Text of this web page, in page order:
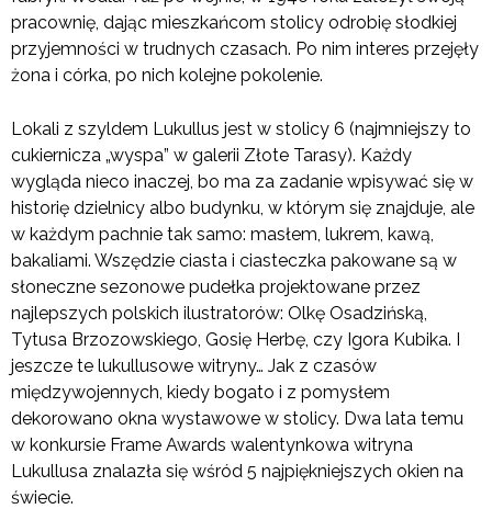
pracownię, dając mieszkańcom stolicy odrobię słodkiej
przyjemności w trudnych czasach. Po nim interes przejęły
żona i córka, po nich kolejne pokolenie.
Lokali z szyldem Lukullus jest w stolicy 6 (najmniejszy to
cukiernicza „wyspa” w galerii Złote Tarasy). Każdy
wygląda nieco inaczej, bo ma za zadanie wpisywać się w
historię dzielnicy albo budynku, w którym się znajduje, ale
w każdym pachnie tak samo: masłem, lukrem, kawą,
bakaliami. Wszędzie ciasta i ciasteczka pakowane są w
słoneczne sezonowe pudełka projektowane przez
najlepszych polskich ilustratorów: Olkę Osadzińską,
Tytusa Brzozowskiego, Gosię Herbę, czy Igora Kubika. I
jeszcze te lukullusowe witryny… Jak z czasów
międzywojennych, kiedy bogato i z pomysłem
dekorowano okna wystawowe w stolicy. Dwa lata temu
w konkursie Frame Awards walentynkowa witryna
Lukullusa znalazła się wśród 5 najpiękniejszych okien na
świecie.